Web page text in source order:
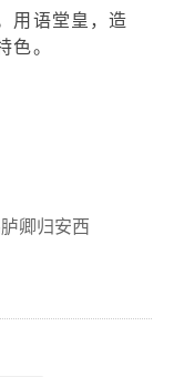
用语堂皇，造
色。
卿归安西